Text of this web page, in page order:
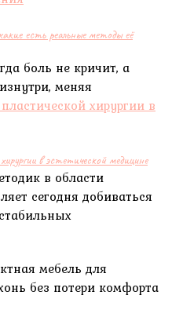
есть реальные методы её
боль не кричит, а
меняя
в эстетической медицине
в области
сегодня добиваться
мебель для
без потери комфорта